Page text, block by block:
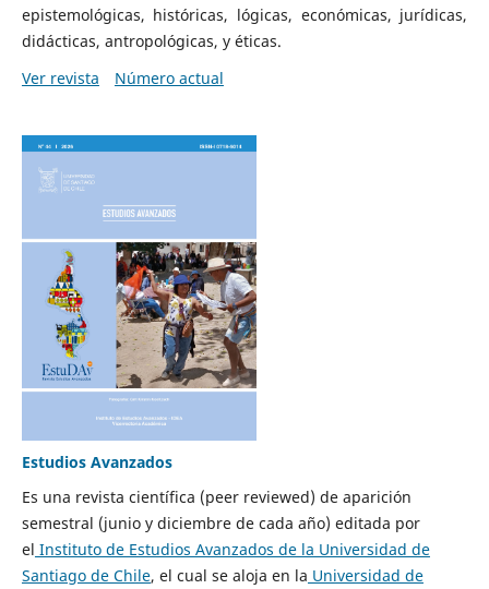
epistemológicas, históricas, lógicas, económicas, jurídicas,
didácticas, antropológicas, y éticas.
Ver revista
Número actual
Estudios Avanzados
Es una revista científica (peer reviewed) de aparición
semestral (junio y diciembre de cada año) editada por
el Instituto de Estudios Avanzados de la Universidad de
Santiago de Chile, el cual se aloja en la Universidad de